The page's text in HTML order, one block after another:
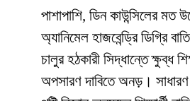
​পাশাপাশি, ডিন কাউন্সিলের মত
অ্যানিমেল হাজবেন্ড্রি ডিগ্রি
চালুর হঠকারী সিদ্ধান্তে ক্ষুব্ধ
অপসারণ দাবিতে অনড়। সাধারণ